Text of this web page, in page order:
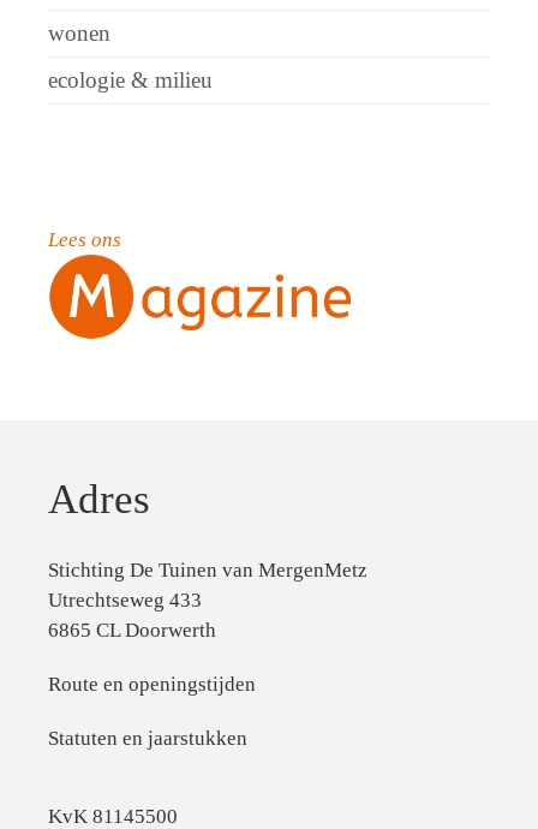
wonen
ecologie & milieu
Lees ons
Adres
Stichting De Tuinen van MergenMetz
Utrechtseweg 433
6865 CL Doorwerth
Route en openingstijden
Statuten en jaarstukken
KvK 81145500